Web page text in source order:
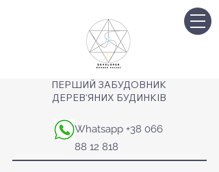
ПЕРШИЙ ЗАБУДОВНИК
ДЕРЕВ'ЯНИХ БУДИНКІВ
Whatsapp +38 066
88 12 818